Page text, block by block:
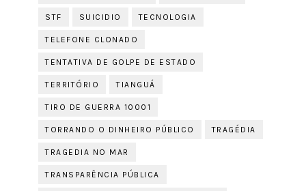
STF SUICIDIO TECNOLOGIA
TELEFONE CLONADO
TENTATIVA DE GOLPE DE ESTADO
TERRITÓRIO TIANGUÁ
TIRO DE GUERRA 10001
TORRANDO O DINHEIRO PÚBLICO TRAGÉDIA
TRAGEDIA NO MAR
TRANSPARÊNCIA PÚBLICA